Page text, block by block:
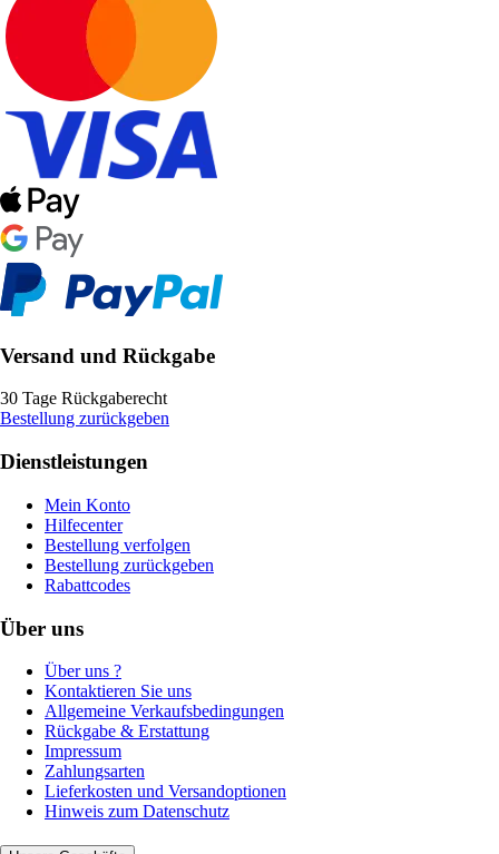
Versand und Rückgabe
30 Tage Rückgaberecht
Bestellung zurückgeben
Dienstleistungen
Mein Konto
Hilfecenter
Bestellung verfolgen
Bestellung zurückgeben
Rabattcodes
Über uns
Über uns ?
Kontaktieren Sie uns
Allgemeine Verkaufsbedingungen
Rückgabe & Erstattung
Impressum
Zahlungsarten
Lieferkosten und Versandoptionen
Hinweis zum Datenschutz